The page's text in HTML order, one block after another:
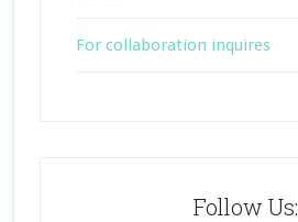
For collaboration inquires
Follow Us: